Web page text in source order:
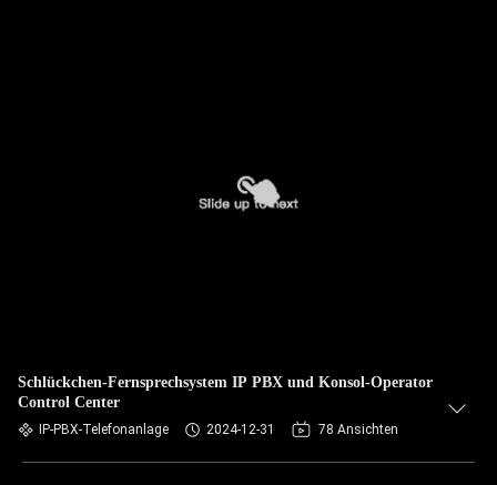
Schlückchen-Fernsprechsystem IP PBX und Konsol-Operator
Control Center
IP-PBX-Telefonanlage 2024-12-31 78 Ansichten